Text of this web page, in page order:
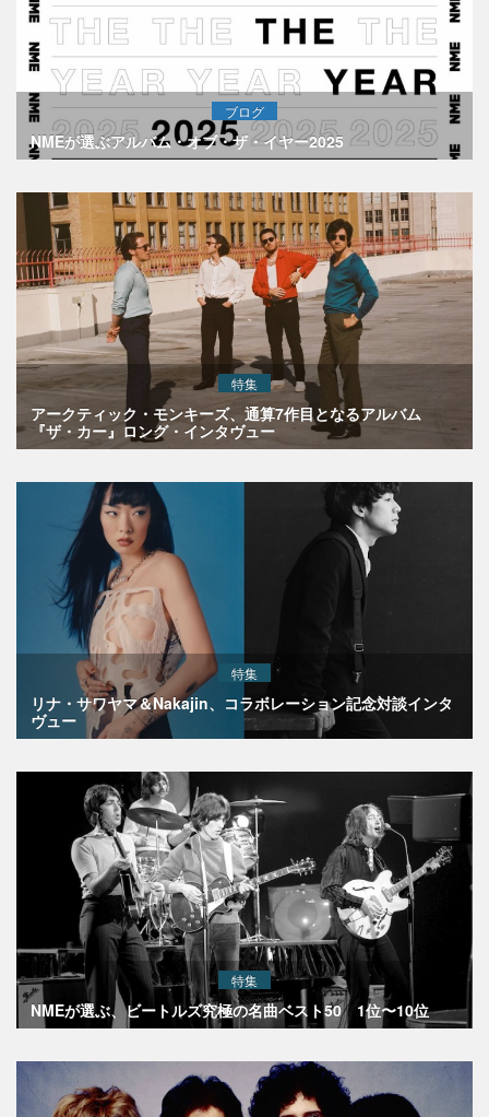
ブログ
NMEが選ぶアルバム・オブ・ザ・イヤー2025
特集
アークティック・モンキーズ、通算7作目となるアルバム
『ザ・カー』ロング・インタヴュー
特集
リナ・サワヤマ＆Nakajin、コラボレーション記念対談インタ
ヴュー
特集
NMEが選ぶ、ビートルズ究極の名曲ベスト50 1位〜10位